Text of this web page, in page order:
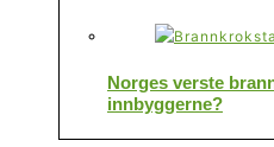
Norges verste
innbyggerne?